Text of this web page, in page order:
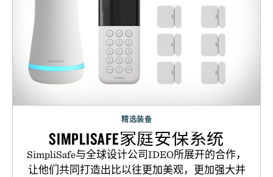
精选装备
SIMPLISAFE家庭安保系统
SimpliSafe与全球设计公司IDEO所展开的合作，
让他们共同打造出比以往更加美观，更加强大并